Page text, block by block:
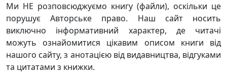
Ми НЕ розповсюджуємо книгу (файли), оскільки це
порушує Авторське право. Наш сайт носить
виключно інформативний характер, де читачі
можуть ознайомитися цікавим описом книги від
нашого сайту, з анотацією від видавництва, відгуками
та цитатами з книжки.